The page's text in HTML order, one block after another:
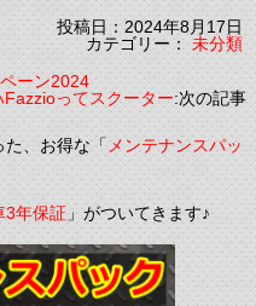
投稿日：2024年8月17日
カテゴリー：未分類
ーン2024
Fazzioってスクーター:次の記事
、お得な「メンテナンスパッ
3年保証」がついてきます♪